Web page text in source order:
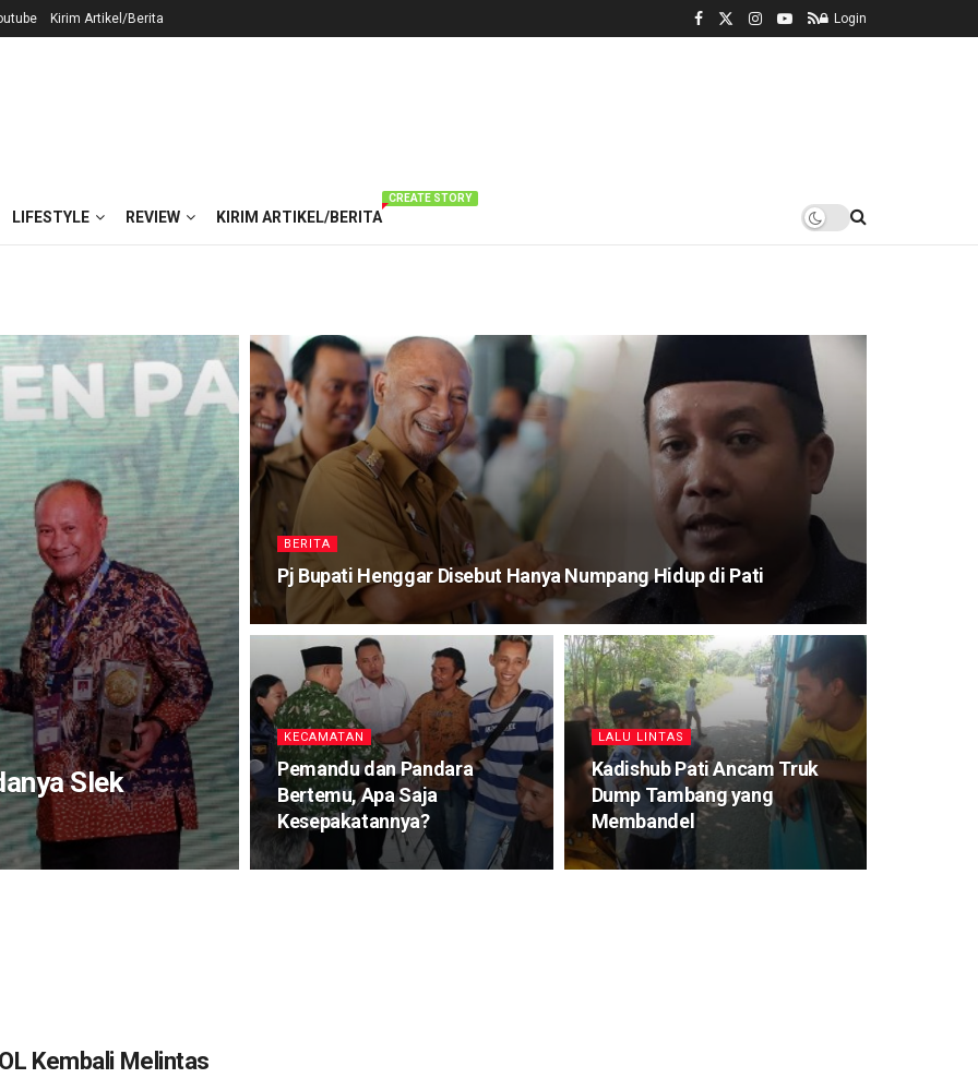
Kirim Artikel/Berita Login
LIFESTYLE REVIEW KIRIM ARTIKEL/BERITA
CREATE STORY
Slek
BERITA
Pj Bupati Henggar Disebut Hanya Numpang Hidup di Pati
KECAMATAN
Pemandu dan Pandara
Bertemu, Apa Saja
Kesepakatannya?
LALU LINTAS
Kadishub Pati Ancam Truk
Dump Tambang yang
Membandel
Kembali Melintas